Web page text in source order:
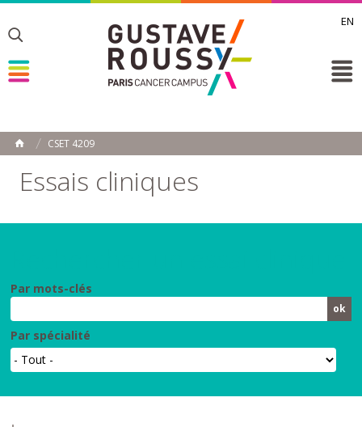
EN
Toggle
Toggle
ACCUEIL
CSET 4209
Essais cliniques
Par mots-clés
Par spécialité